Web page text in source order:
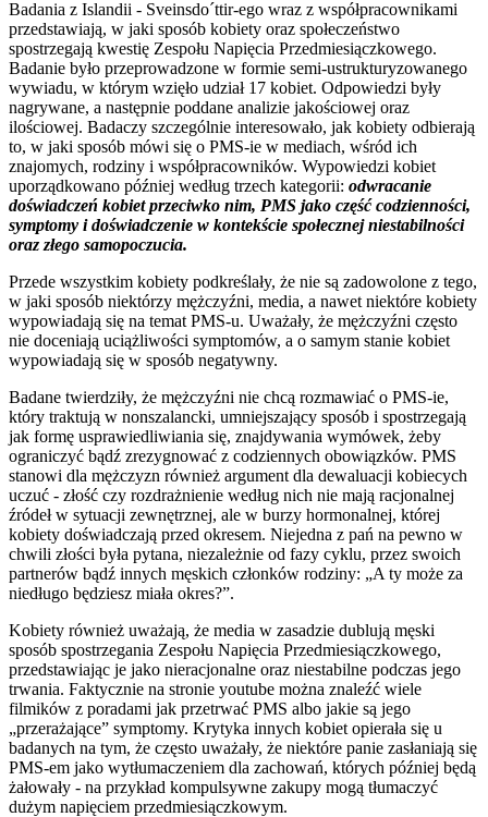
Badania z Islandii - Sveinsdo´ttir-ego wraz z współpracownikami
przedstawiają, w jaki sposób kobiety oraz społeczeństwo
spostrzegają kwestię Zespołu Napięcia Przedmiesiączkowego.
Badanie było przeprowadzone w formie semi-ustrukturyzowanego
wywiadu, w którym wzięło udział 17 kobiet. Odpowiedzi były
nagrywane, a następnie poddane analizie jakościowej oraz
ilościowej. Badaczy szczególnie interesowało, jak kobiety odbierają
to, w jaki sposób mówi się o PMS-ie w mediach, wśród ich
znajomych, rodziny i współpracowników. Wypowiedzi kobiet
uporządkowano później według trzech kategorii: odwracanie
doświadczeń kobiet przeciwko nim, PMS jako część codzienności,
symptomy i doświadczenie w kontekście społecznej niestabilności
oraz złego samopoczucia.
Przede wszystkim kobiety podkreślały, że nie są zadowolone z tego,
w jaki sposób niektórzy mężczyźni, media, a nawet niektóre kobiety
wypowiadają się na temat PMS-u. Uważały, że mężczyźni często
nie doceniają uciążliwości symptomów, a o samym stanie kobiet
wypowiadają się w sposób negatywny.
Badane twierdziły, że mężczyźni nie chcą rozmawiać o PMS-ie,
który traktują w nonszalancki, umniejszający sposób i spostrzegają
jak formę usprawiedliwiania się, znajdywania wymówek, żeby
ograniczyć bądź zrezygnować z codziennych obowiązków. PMS
stanowi dla mężczyzn również argument dla dewaluacji kobiecych
uczuć - złość czy rozdrażnienie według nich nie mają racjonalnej
źródeł w sytuacji zewnętrznej, ale w burzy hormonalnej, której
kobiety doświadczają przed okresem. Niejedna z pań na pewno w
chwili złości była pytana, niezależnie od fazy cyklu, przez swoich
partnerów bądź innych męskich członków rodziny: „A ty może za
niedługo będziesz miała okres?”.
Kobiety również uważają, że media w zasadzie dublują męski
sposób spostrzegania Zespołu Napięcia Przedmiesiączkowego,
przedstawiając je jako nieracjonalne oraz niestabilne podczas jego
trwania. Faktycznie na stronie youtube można znaleźć wiele
filmików z poradami jak przetrwać PMS albo jakie są jego
„przerażające” symptomy. Krytyka innych kobiet opierała się u
badanych na tym, że często uważały, że niektóre panie zasłaniają się
PMS-em jako wytłumaczeniem dla zachowań, których później będą
żałowały - na przykład kompulsywne zakupy mogą tłumaczyć
dużym napięciem przedmiesiączkowym.